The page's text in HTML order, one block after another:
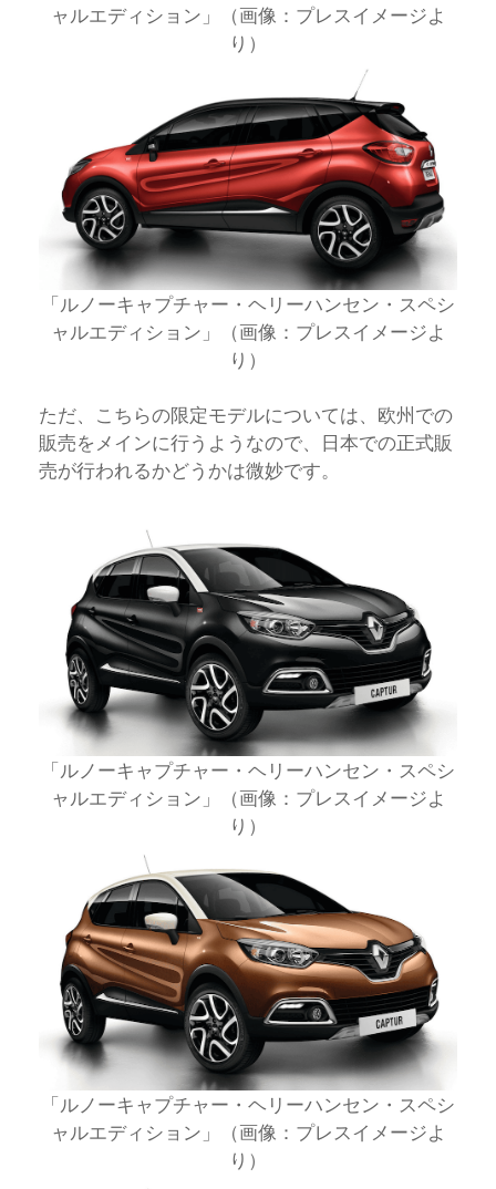
ャルエディション」（画像：プレスイメージよ
り）
「ルノーキャプチャー・ヘリーハンセン・スペシ
ャルエディション」（画像：プレスイメージよ
り）
ただ、こちらの限定モデルについては、欧州での
販売をメインに行うようなので、日本での正式販
売が行われるかどうかは微妙です。
「ルノーキャプチャー・ヘリーハンセン・スペシ
ャルエディション」（画像：プレスイメージよ
り）
「ルノーキャプチャー・ヘリーハンセン・スペシ
ャルエディション」（画像：プレスイメージよ
り）